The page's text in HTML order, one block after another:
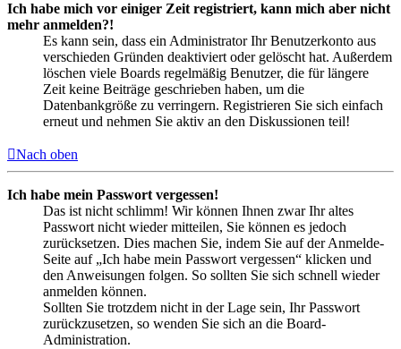
Ich habe mich vor einiger Zeit registriert, kann mich aber nicht
mehr anmelden?!
Es kann sein, dass ein Administrator Ihr Benutzerkonto aus
verschieden Gründen deaktiviert oder gelöscht hat. Außerdem
löschen viele Boards regelmäßig Benutzer, die für längere
Zeit keine Beiträge geschrieben haben, um die
Datenbankgröße zu verringern. Registrieren Sie sich einfach
erneut und nehmen Sie aktiv an den Diskussionen teil!
Nach oben
Ich habe mein Passwort vergessen!
Das ist nicht schlimm! Wir können Ihnen zwar Ihr altes
Passwort nicht wieder mitteilen, Sie können es jedoch
zurücksetzen. Dies machen Sie, indem Sie auf der Anmelde-
Seite auf „Ich habe mein Passwort vergessen“ klicken und
den Anweisungen folgen. So sollten Sie sich schnell wieder
anmelden können.
Sollten Sie trotzdem nicht in der Lage sein, Ihr Passwort
zurückzusetzen, so wenden Sie sich an die Board-
Administration.